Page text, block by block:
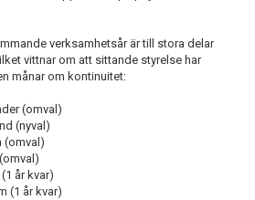
verksamhetsår är till stora delar
vittnar om att sittande styrelse har
månar om kontinuitet:
(omval)
(nyval)
(omval)
år kvar)
(1 år kvar)